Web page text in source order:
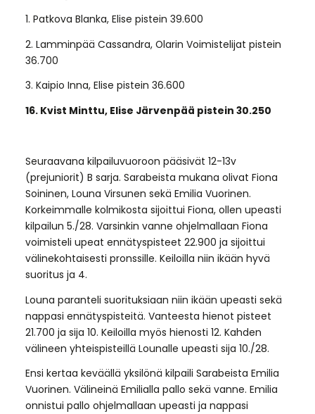
1. Patkova Blanka, Elise pistein 39.600
2. Lamminpää Cassandra, Olarin Voimistelijat pistein
36.700
3. Kaipio Inna, Elise pistein 36.600
16. Kvist Minttu, Elise Järvenpää pistein 30.250
Seuraavana kilpailuvuoroon pääsivät 12-13v
(prejuniorit) B sarja. Sarabeista mukana olivat Fiona
Soininen, Louna Virsunen sekä Emilia Vuorinen.
Korkeimmalle kolmikosta sijoittui Fiona, ollen upeasti
kilpailun 5./28. Varsinkin vanne ohjelmallaan Fiona
voimisteli upeat ennätyspisteet 22.900 ja sijoittui
välinekohtaisesti pronssille. Keiloilla niin ikään hyvä
suoritus ja 4.
Louna paranteli suorituksiaan niin ikään upeasti sekä
nappasi ennätyspisteitä. Vanteesta hienot pisteet
21.700 ja sija 10. Keiloilla myös hienosti 12. Kahden
välineen yhteispisteillä Lounalle upeasti sija 10./28.
Ensi kertaa keväällä yksilönä kilpaili Sarabeista Emilia
Vuorinen. Välineinä Emilialla pallo sekä vanne. Emilia
onnistui pallo ohjelmallaan upeasti ja nappasi